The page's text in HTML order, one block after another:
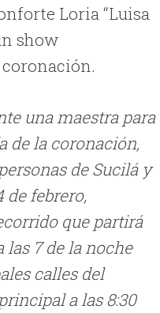
Loria “Luisa
show
una maestra para
de la coronación,
de Sucilá y
de febrero,
que partirá
las 7 de la noche
calles del
a las 8:30